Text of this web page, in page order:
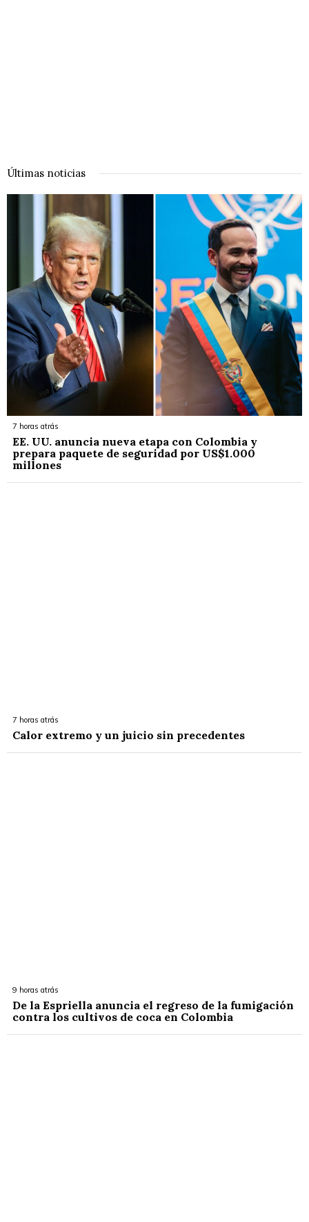
Últimas noticias
7 horas atrás
EE. UU. anuncia nueva etapa con Colombia y
prepara paquete de seguridad por US$1.000
millones
7 horas atrás
Calor extremo y un juicio sin precedentes
9 horas atrás
De la Espriella anuncia el regreso de la fumigación
contra los cultivos de coca en Colombia